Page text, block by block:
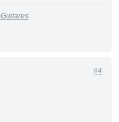
#4